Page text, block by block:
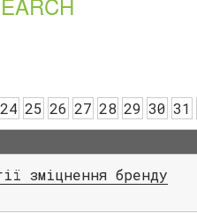
24 25 26 27 28 29 30 31
зміцнення бренду